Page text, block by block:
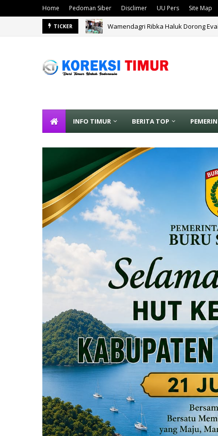
Home Pedoman Siber Disclimer UU Pers Site Map
TICKER Wamendagri Ribka Haluk Dorong
INFO TIMUR BERITA TOP